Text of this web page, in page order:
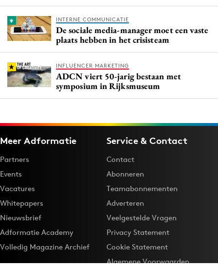
INTERNE COMMUNICATIE
De sociale media-manager moet een vaste
plaats hebben in het crisisteam
INFLUENCER MARKETING
ADCN viert 50-jarig bestaan met
symposium in Rijksmuseum
Meer Adformatie
Partners
Events
Vacatures
Whitepapers
Nieuwsbrief
Adformatie Academy
Volledig Magazine Archief
Service & Contact
Contact
Abonneren
Teamabonnementen
Adverteren
Veelgestelde Vragen
Privacy Statement
Cookie Statement
Algemene Voorwaarden